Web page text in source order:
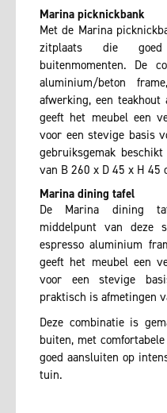
Marina picknickbank
Met de Marina
zitplaats die
buitenmomenten. De
aluminium/beton
afwerking, een
geeft het meubel een
voor een stevige basis
gebruiksgemak
van B 260 x D 45 x H 45
Marina dining tafel
De Marina dining
middelpunt van deze
espresso aluminium
geeft het meubel een
voor een stevige
praktisch is afmetingen
Deze combinatie is
buiten, met
goed aansluiten op
tuin.